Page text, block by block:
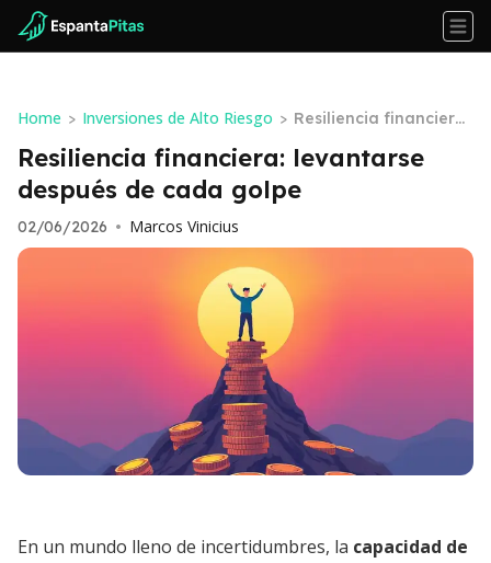
Home > Inversiones de Alto Riesgo > Resiliencia financiera:
levantarse después d
e cada golpe
Resiliencia financiera: levantarse
después de cada golpe
02/06/2026 • Marcos Vinicius
En un mundo lleno de incertidumbres, la capacidad de